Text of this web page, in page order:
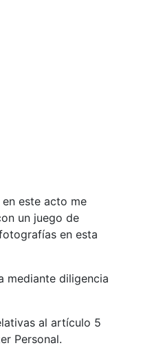
este acto me
un juego de
en esta
mediante diligencia
al artículo 5
Personal.